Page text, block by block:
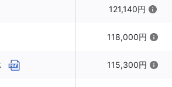
121,140円
118,000円
115,300円